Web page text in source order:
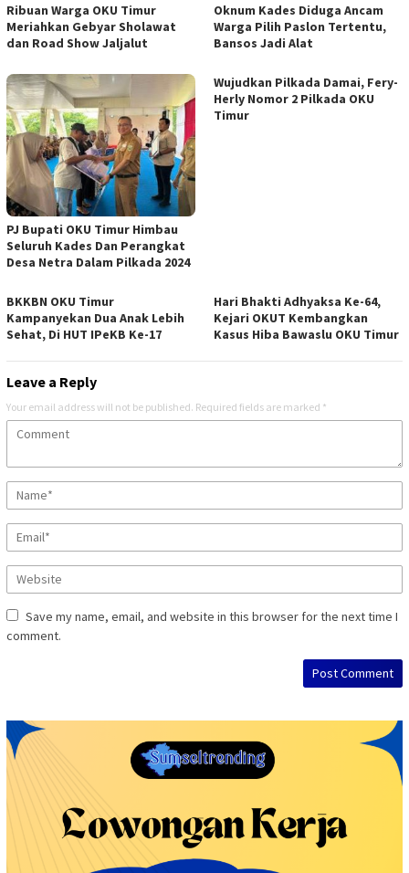
Ribuan Warga OKU Timur
Meriahkan Gebyar Sholawat
dan Road Show Jaljalut
Oknum Kades Diduga Ancam
Warga Pilih Paslon Tertentu,
Bansos Jadi Alat
PJ Bupati OKU Timur Himbau
Seluruh Kades Dan Perangkat
Desa Netra Dalam Pilkada 2024
Wujudkan Pilkada Damai, Fery-
Herly Nomor 2 Pilkada OKU
Timur
BKKBN OKU Timur
Kampanyekan Dua Anak Lebih
Sehat, Di HUT IPeKB Ke-17
Hari Bhakti Adhyaksa Ke-64,
Kejari OKUT Kembangkan
Kasus Hiba Bawaslu OKU Timur
Leave a Reply
Your email address will not be published. Required fields are marked *
Save my name, email, and website in this browser for the next time I
comment.